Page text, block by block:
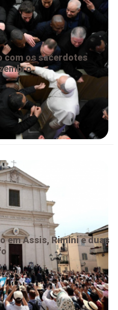
com os sacerdotes
em Assis, Rimini e duas